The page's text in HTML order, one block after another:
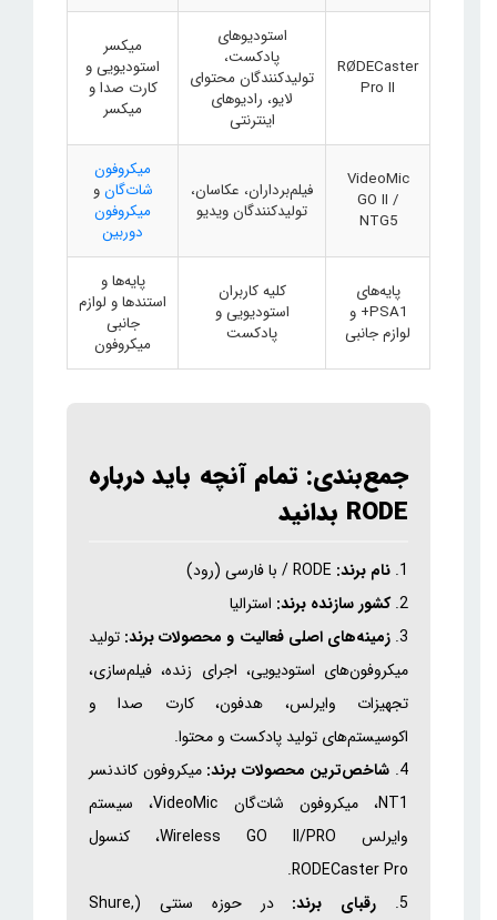
RØDECaster
Pro II
استودیوهای
پادکست،
تولیدکنندگان محتوای
لایو، رادیوهای
اینترنتی
میکسر
استودیویی و
کارت صدا و
میکسر
VideoMic
GO II /
NTG5
فیلم‌برداران، عکاسان،
تولیدکنندگان ویدیو
میکروفون
شات‌گانو
میکروفون
دوربین
پایه‌های
PSA1+ و
لوازم جانبی
کلیه کاربران
استودیویی و
پادکست
پایه‌ها و
استندها و لوازم
جانبی
میکروفون
جمع‌بندی: تمام آنچه باید درباره
RODE بدانید
1. نام برند: RODE / با فارسی (رود)
2. کشور سازنده برند: استرالیا
3. زمینه‌های اصلی فعالیت و محصولات برند: تولید
میکروفون‌های استودیویی، اجرای زنده، فیلم‌سازی،
تجهیزات وایرلس، هدفون، کارت صدا و
اکوسیستم‌های تولید پادکست و محتوا.
4. شاخص‌ترین محصولات برند: میکروفون کاندنسر
NT1، میکروفون شات‌گان VideoMic، سیستم
وایرلس Wireless GO II/PRO، کنسول
RODECaster Pro.
5.
رقبای برند:
در حوزه سنتی (Shure,